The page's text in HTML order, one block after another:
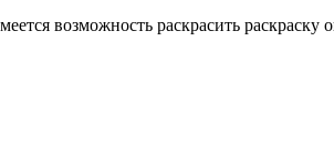
возможность раскрасить раскраску